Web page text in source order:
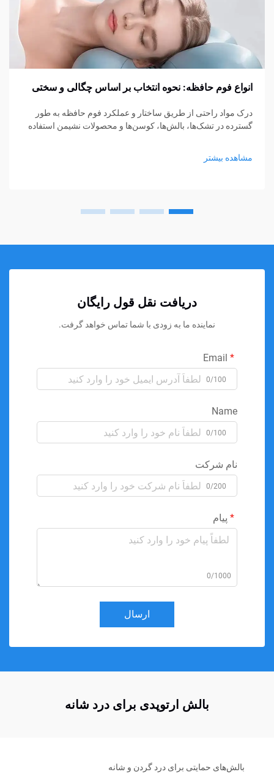
انواع فوم حافظه: نحوه انتخاب بر اساس چگالی و سختی
درک مواد راحتی از طریق ساختار و عملکرد فوم حافظه به طور
گسترده در تشک‌ها، بالش‌ها، کوسن‌ها و محصولات نشیمن استفاده
مشاهده بیشتر
دریافت نقل قول رایگان
نماینده ما به زودی با شما تماس خواهد گرفت.
0/100
Name
0/100
نام شرکت
0/200
پیام
0/1000
ارسال
بالش ارتوپدی برای درد شانه
بالش‌های حمایتی برای درد گردن و شانه